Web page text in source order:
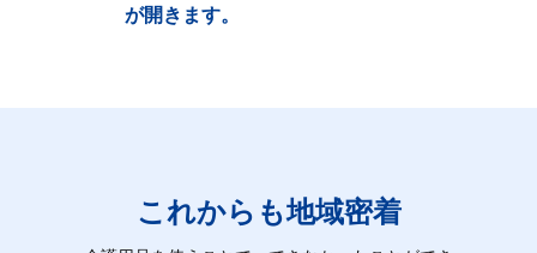
が開きます。
これからも地域密着